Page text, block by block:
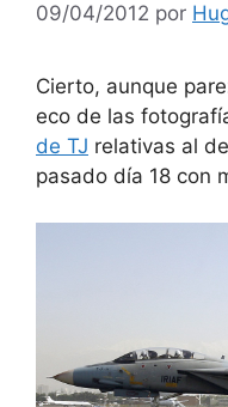
09/04/2012 por
Cierto, aunque
eco de las
de TJ relativas al
pasado día 18 con